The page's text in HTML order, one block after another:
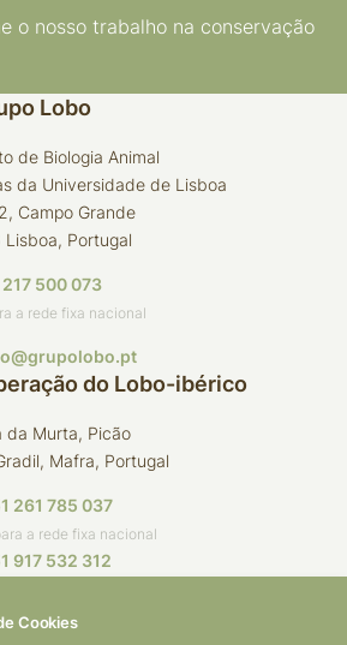
o nosso trabalho na conservação
Lobo
de Biologia Animal
da Universidade de Lisboa
Campo Grande
Lisboa, Portugal
500 073
a rede fixa nacional
do Lobo-ibérico
da Murta, Picão
Mafra, Portugal
261 785 037
a rede fixa nacional
917 532 312
Cookies